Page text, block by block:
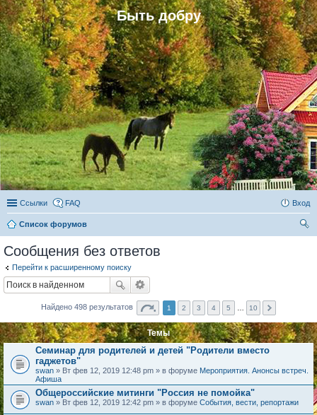
Быть добру
Ссылки FAQ Вход
Список форумов
Сообщения без ответов
Перейти к расширенному поиску
Найдено 498 результатов 1 2 3 4 5 10
Темы
Семинар для родителей и детей "Родители вместо
гаджетов"
swan » Вт фев 12, 2019 12:48 pm » в форуме Мероприятия. Анонсы встреч.
Афиша
Общероссийские митинги "Россия не помойка"
swan » Вт фев 12, 2019 12:42 pm » в форуме События, вести, репортажи